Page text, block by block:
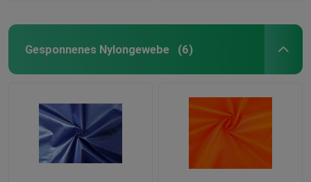
Gesponnenes Nylongewebe (6)